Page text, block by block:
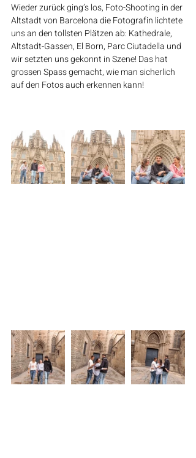
Wieder zurück ging’s los, Foto-Shooting in der
Altstadt von Barcelona die Fotografin lichtete
uns an den tollsten Plätzen ab: Kathedrale,
Altstadt-Gassen, El Born, Parc Ciutadella und
wir setzten uns gekonnt in Szene! Das hat
grossen Spass gemacht, wie man sicherlich
auf den Fotos auch erkennen kann!